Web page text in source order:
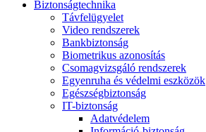
Biztonságtechnika
Távfelügyelet
Video rendszerek
Bankbiztonság
Biometrikus azonosítás
Csomagvizsgáló rendszerek
Egyenruha és védelmi eszközök
Egészségbiztonság
IT-biztonság
Adatvédelem